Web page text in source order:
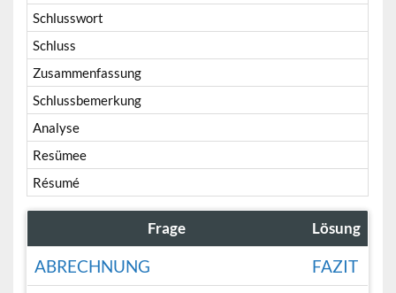
Schlusswort
Schluss
Zusammenfassung
Schlussbemerkung
Analyse
Resümee
Résumé
Frage Lösung
ABRECHNUNG
FAZIT